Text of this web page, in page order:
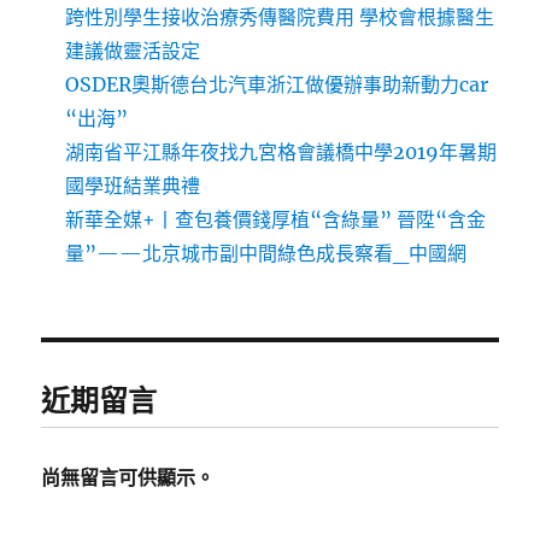
跨性別學生接收治療秀傳醫院費用 學校會根據醫生
建議做靈活設定
OSDER奧斯德台北汽車浙江做優辦事助新動力car
“出海”
湖南省平江縣年夜找九宮格會議橋中學2019年暑期
國學班結業典禮
新華全媒+丨查包養價錢厚植“含綠量” 晉陞“含金
量”——北京城市副中間綠色成長察看_中國網
近期留言
尚無留言可供顯示。